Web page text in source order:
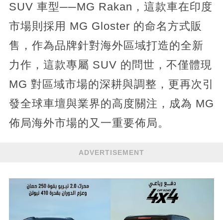
SUV 車型──MG Rakan，這款車在印度
市場則採用 MG Gloster 的命名方式販
售，作為品牌針對海外區域打造的全新
力作，這款專屬 SUV 的問世，不僅體現
MG 對區域市場的深耕與調整，更再次引
發全球車壇與業界的高度關注，成為 MG
佈局海外市場的又一重要佈局。
ADVERTISEMENT